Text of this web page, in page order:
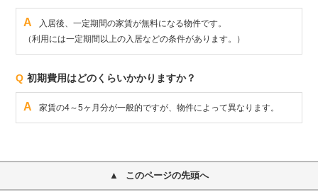
A
入居後、一定期間の家賃が無料になる物件です。
（利用には一定期間以上の入居などの条件があります。）
Q 初期費用はどのくらいかかりますか？
A 家賃の4～5ヶ月分が一般的ですが、物件によって異なります。
このページの先頭へ